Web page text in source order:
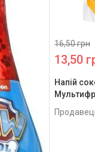
Напій
16,50 грн
13,50